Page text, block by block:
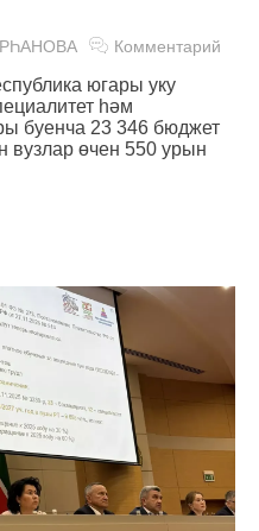
Комментарий
югары уку
һәм
буенча 23 346 бюджет
вузлар өчен 550 урын